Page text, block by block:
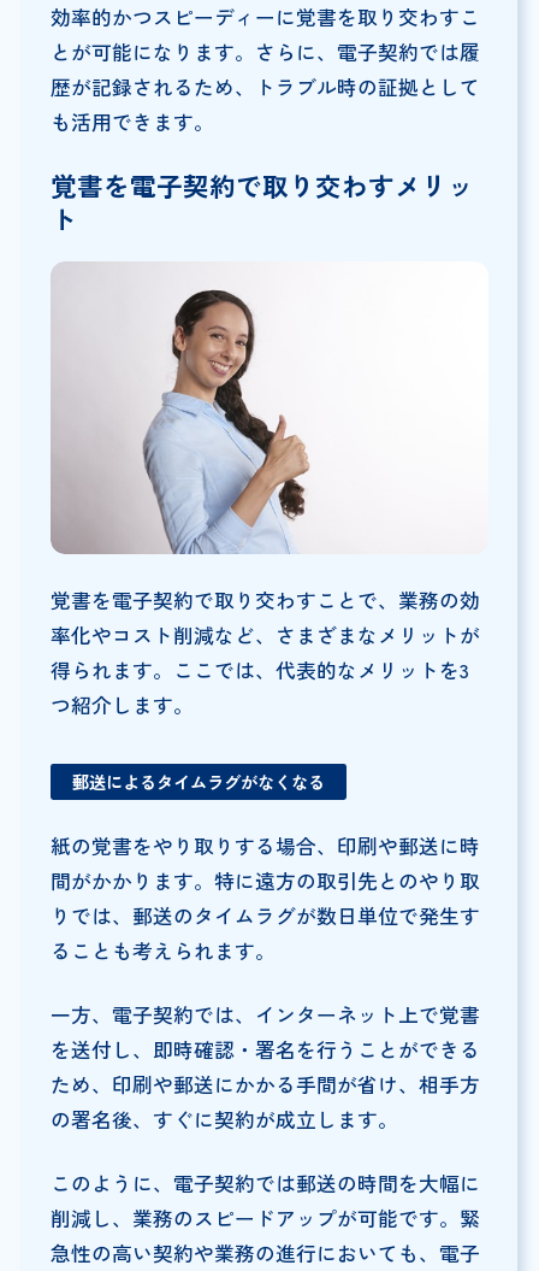
効率的かつスピーディーに覚書を取り交わすこ
とが可能になります。さらに、電子契約では履
歴が記録されるため、トラブル時の証拠として
も活用できます。
覚書を電子契約で取り交わすメリッ
ト
覚書を電子契約で取り交わすことで、業務の効
率化やコスト削減など、さまざまなメリットが
得られます。ここでは、代表的なメリットを3
つ紹介します。
郵送によるタイムラグがなくなる
紙の覚書をやり取りする場合、印刷や郵送に時
間がかかります。特に遠方の取引先とのやり取
りでは、郵送のタイムラグが数日単位で発生す
ることも考えられます。
一方、電子契約では、インターネット上で覚書
を送付し、即時確認・署名を行うことができる
ため、印刷や郵送にかかる手間が省け、相手方
の署名後、すぐに契約が成立します。
このように、電子契約では郵送の時間を大幅に
削減し、業務のスピードアップが可能です。緊
急性の高い契約や業務の進行においても、電子